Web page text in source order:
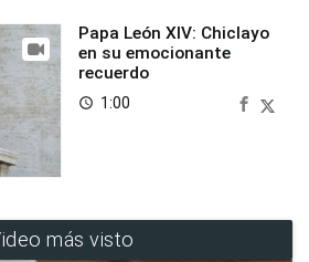
Papa León XIV: Chiclayo
en su emocionante
recuerdo
access_time 1:00
más visto